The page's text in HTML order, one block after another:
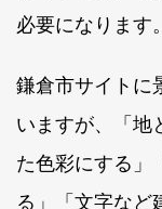
必要になります。
鎌倉市サイトに
いますが、「地
た色彩にする」
る」「文字など